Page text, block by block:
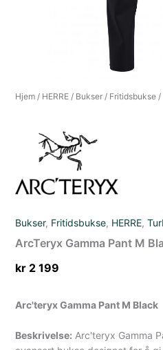
Hjem / HERRE / Bukser / Fritidsbukse /
Bukser, Fritidsbukse, HERRE,
ArcTeryx Gamma Pant M
kr 2 199
Arc'teryx Gamma Pant M Black
Beskrivelse: Arc'teryx Gamma